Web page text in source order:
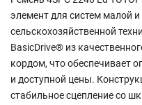
элемент для систем малой
сельскохозяйственной
BasicDrive® из
кордом, что обеспечивает
и доступной цены.
стабильное сцепление со